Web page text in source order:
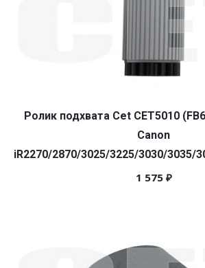
Ролик подхвата Cet CET5010
Canon
iR2270/2870/3025/3225/3030/3035/
1 575 ₽